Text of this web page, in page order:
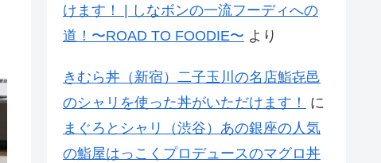
けます！ | しなボンの一流フーディへの
道！〜ROAD TO FOODIE〜 より
きむら丼（新宿）二子玉川の名店鮨㐂邑
のシャリを使った丼がいただけます！
に
まぐろとシャリ（渋谷）あの銀座の人気
の鮨屋はっこくプロデュースのマグロ丼